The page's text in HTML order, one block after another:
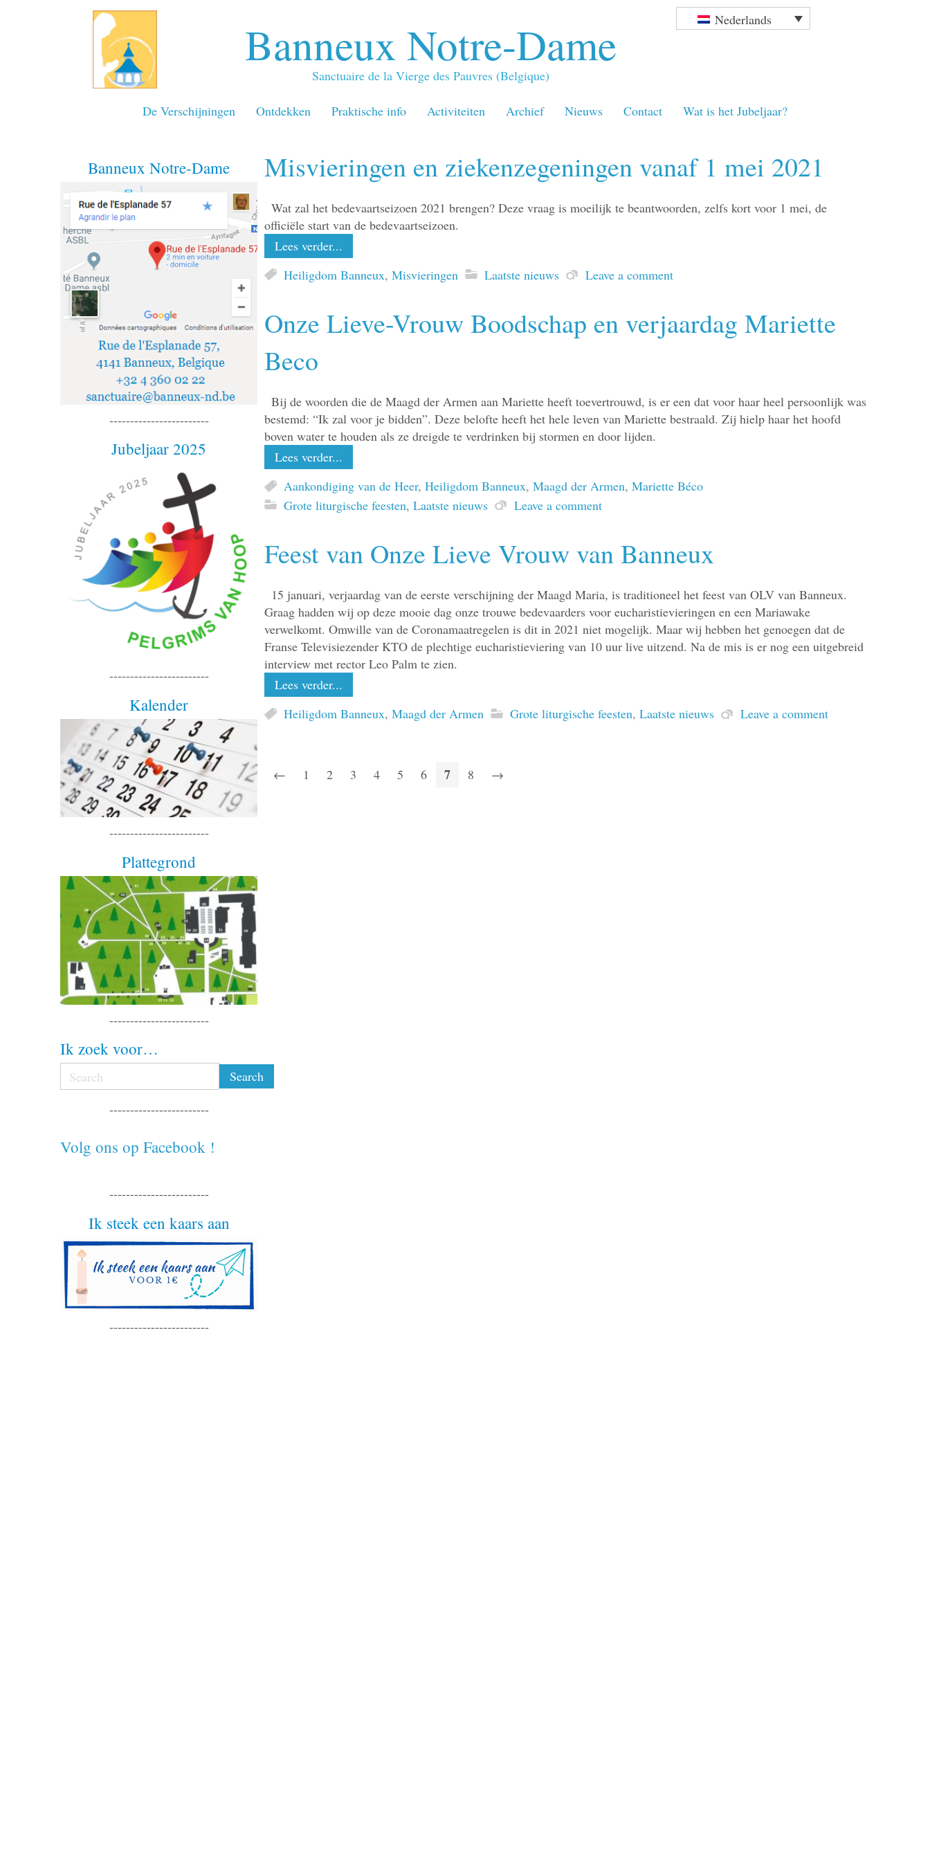
Banneux Notre-Dame
Sanctuaire de la Vierge des Pauvres (Belgique)
Nederlands
De Verschijningen Ontdekken Praktische info Activiteiten Archief Nieuws Contact Wat is het Jubeljaar?
Banneux Notre-Dame
------------------------
Jubeljaar 2025
------------------------
Kalender
------------------------
Plattegrond
------------------------
Ik zoek voor…
------------------------
Volg ons op Facebook !
------------------------
Ik steek een kaars aan
------------------------
Misvieringen en ziekenzegeningen vanaf 1 mei 2021
Wat zal het bedevaartseizoen 2021 brengen? Deze vraag is moeilijk te beantwoorden, zelfs kort voor 1 mei, de
officiële start van de bedevaartseizoen.
Lees verder...
Heiligdom Banneux, Misvieringen Laatste nieuws Leave a comment
Onze Lieve-Vrouw Boodschap en verjaardag Mariette
Beco
Bij de woorden die de Maagd der Armen aan Mariette heeft toevertrouwd, is er een dat voor haar heel persoonlijk was
bestemd: “Ik zal voor je bidden”. Deze belofte heeft het hele leven van Mariette bestraald. Zij hielp haar het hoofd
boven water te houden als ze dreigde te verdrinken bij stormen en door lijden.
Lees verder...
Aankondiging van de Heer, Heiligdom Banneux, Maagd der Armen, Mariette Béco
Grote liturgische feesten, Laatste nieuws Leave a comment
Feest van Onze Lieve Vrouw van Banneux
15 januari, verjaardag van de eerste verschijning der Maagd Maria, is traditioneel het feest van OLV van Banneux.
Graag hadden wij op deze mooie dag onze trouwe bedevaarders voor eucharistievieringen en een Mariawake
verwelkomt. Omwille van de Coronamaatregelen is dit in 2021 niet mogelijk. Maar wij hebben het genoegen dat de
Franse Televisiezender KTO de plechtige eucharistieviering van 10 uur live uitzend. Na de mis is er nog een uitgebreid
interview met rector Leo Palm te zien.
Lees verder...
Heiligdom Banneux, Maagd der Armen Grote liturgische feesten, Laatste nieuws Leave a comment
← 1 2 3 4 5 6 7 8 →